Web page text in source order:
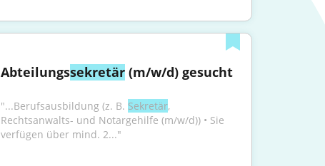
Abteilungssekretär (m/w/d) gesucht
"...Berufsausbildung (z. B. Sekretär,
Rechtsanwalts- und Notargehilfe (m/w/d)) • Sie
verfügen über mind. 2..."